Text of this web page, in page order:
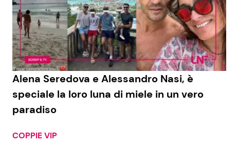
Alena Seredova e Alessandro Nasi, è
speciale la loro luna di miele in un vero
paradiso
COPPIE VIP